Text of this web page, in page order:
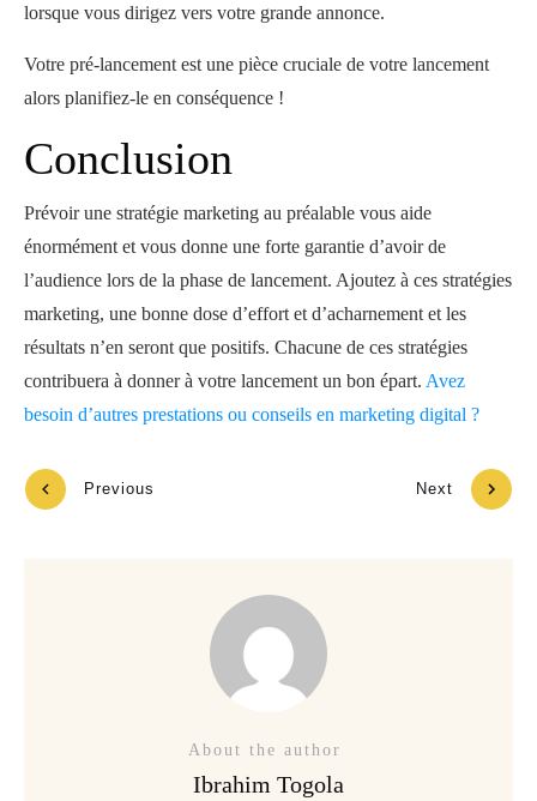
lorsque vous dirigez vers votre grande annonce.
Votre pré-lancement est une pièce cruciale de votre lancement
alors planifiez-le en conséquence !
Conclusion
Prévoir une stratégie marketing au préalable vous aide
énormément et vous donne une forte garantie d’avoir de
l’audience lors de la phase de lancement. Ajoutez à ces stratégies
marketing, une bonne dose d’effort et d’acharnement et les
résultats n’en seront que positifs. Chacune de ces stratégies
contribuera à donner à votre lancement un bon épart. Avez
besoin d’autres prestations ou conseils en marketing digital ?
Previous Next
About the author
Ibrahim Togola